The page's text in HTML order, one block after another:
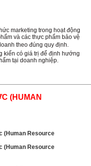
marketing trong hoạt động
và các thực phẩm bảo vệ
theo đúng quy định.
kiến có giá trị để định hướng
tại doanh nghiệp.
(HUMAN
(Human Resource
(Human Resource